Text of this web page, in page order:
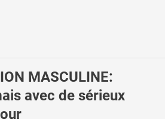
MASCULINE:
avec de sérieux